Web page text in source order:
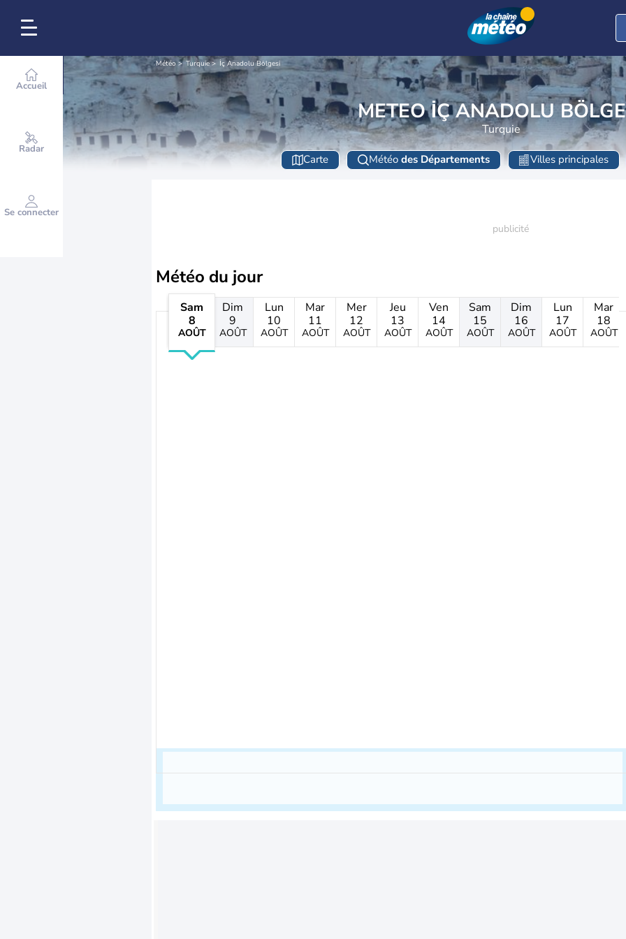
Accueil
Radar
Se connecter
Météo Turquie İç Anadolu Bölgesi
METEO İÇ ANADOLU
Turquie
Carte Météo des Départements Villes principales
Météo du jour
Sam
8
AOÛT
Dim
9
AOÛT
Lun
10
AOÛT
Mar
11
AOÛT
Mer
12
AOÛT
Jeu
13
AOÛT
Ven
14
AOÛT
Sam
15
AOÛT
Dim
16
AOÛT
Lun
17
AOÛT
Mar
18
AOÛT